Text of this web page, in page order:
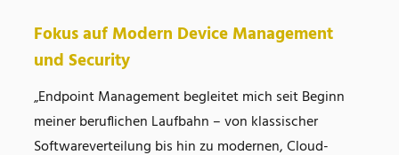
Fokus auf Modern Device Management
und Security
„Endpoint Management begleitet mich seit Beginn
meiner beruflichen Laufbahn – von klassischer
Softwareverteilung bis hin zu modernen, Cloud-